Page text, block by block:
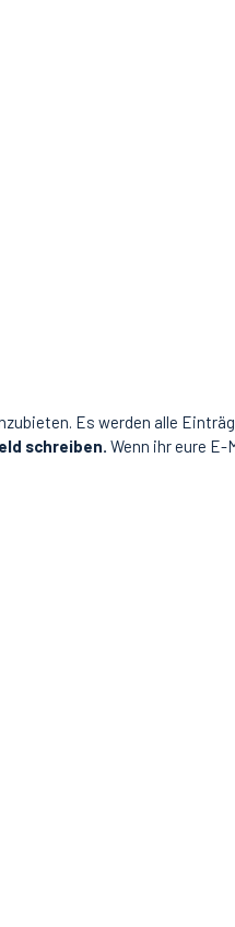
Es werden alle
schreiben. Wenn ihr eure